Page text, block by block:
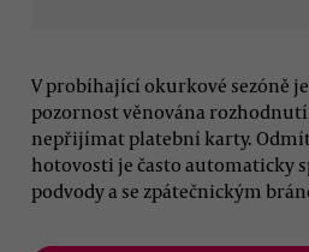
V probíhající okurkové sezóně
pozornost věnována
nepřijímat platební karty.
hotovosti je často automaticky
podvody a se zpátečnickým